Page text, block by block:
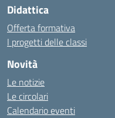
Didattica
Offerta formativa
I progetti delle classi
Novità
Le notizie
Le circolari
Calendario eventi